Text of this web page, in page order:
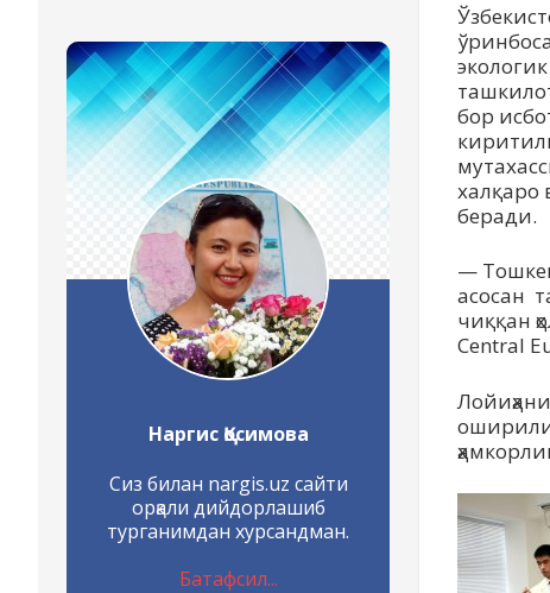
бор
беради.
—
асосан
чиққан
Central
Наргис Қосимова
Сиз билан nargis.uz сайти
орқали дийдорлашиб
турганимдан хурсандман.
Батафсил...